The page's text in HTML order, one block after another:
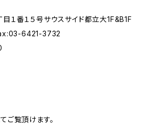
１番１５号サウスサイド都立大1F&B1F
6421-3732
ご覧頂けます。